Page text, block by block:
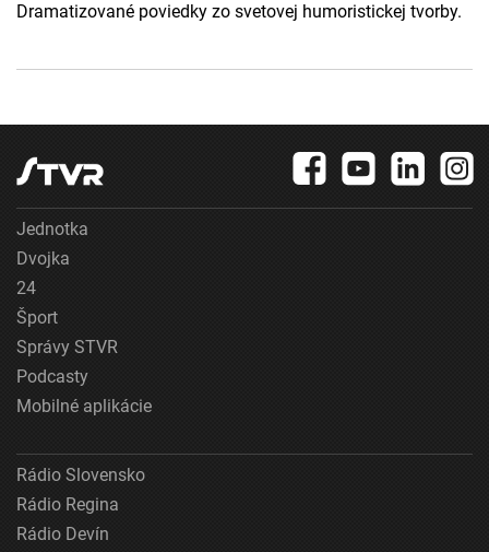
Dramatizované poviedky zo svetovej humoristickej tvorby.
Jednotka
Dvojka
24
Šport
Správy STVR
Podcasty
Mobilné aplikácie
Rádio Slovensko
Rádio Regina
Rádio Devín